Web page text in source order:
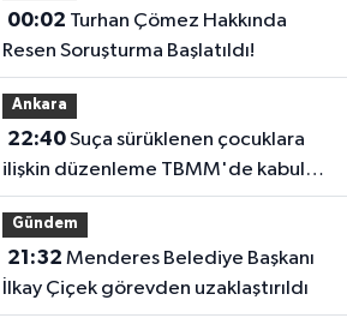
00:02
Resen Soruşturma Başlatıldı!
Ankara
22:40Suça sürüklenen çocuklara
ilişkin düzenleme TBMM'de kabul
edildi
Gündem
21:32
İlkay Çiçek görevden uzaklaştırıldı